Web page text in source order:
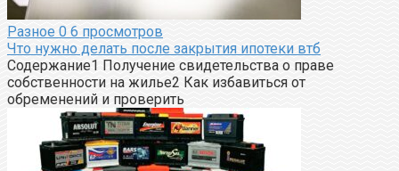
Разное 0 6 просмотров
Что нужно делать после закрытия ипотеки втб
Содержание1 Получение свидетельства о праве
собственности на жилье2 Как избавиться от
обременений и проверить